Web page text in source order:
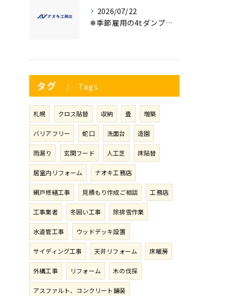
2026/07/22
❄季節雇用の4tダンプの運転手募集⛄
タグ Tags
札幌 クロス貼替 収納 畳 増築
バリアフリー 蛇口 洗面台 造園
雨漏り 玄関フード 人工芝 床貼替
居室内リフォーム ナオキ工務店
網戸修繕工事 見積もり作成ご相談 工務店
工事業者 冬囲い工事 除排雪作業
水道管工事 ウッドデッキ設置
サイディング工事 天井リフォーム 床暖房
外構工事 リフォーム 木の伐採
アスファルト、コンクリート舗装